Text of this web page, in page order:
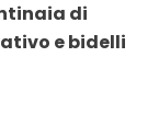
di
e bidelli